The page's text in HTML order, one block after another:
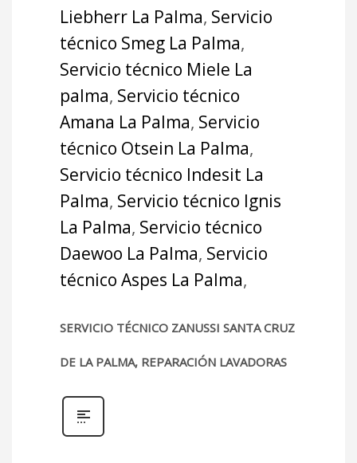
Liebherr La Palma, Servicio
técnico Smeg La Palma,
Servicio técnico Miele La
palma, Servicio técnico
Amana La Palma, Servicio
técnico Otsein La Palma,
Servicio técnico Indesit La
Palma, Servicio técnico Ignis
La Palma, Servicio técnico
Daewoo La Palma, Servicio
técnico Aspes La Palma,
SERVICIO TÉCNICO ZANUSSI SANTA CRUZ
DE LA PALMA, REPARACIÓN LAVADORAS